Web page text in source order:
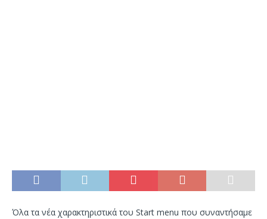
Όλα τα νέα χαρακτηριστικά του Start menu που συναντήσαμε